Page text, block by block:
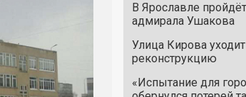
В Ярославле
адмирала Ушакова
Улица Кирова
реконструкцию
«Испытание для